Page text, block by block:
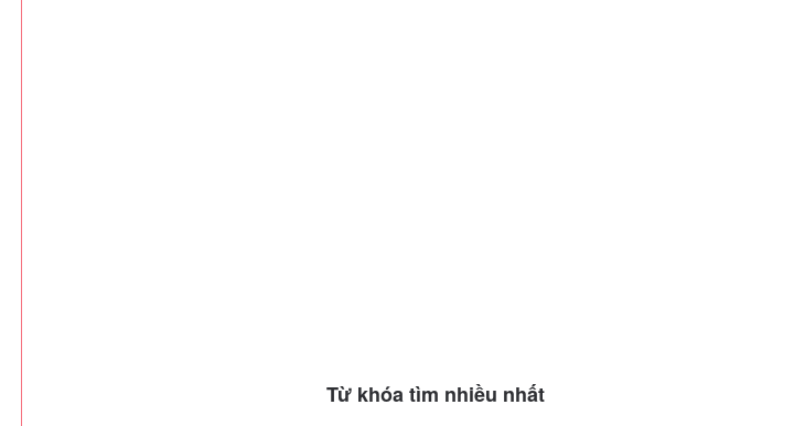
Từ khóa tìm nhiều nhất